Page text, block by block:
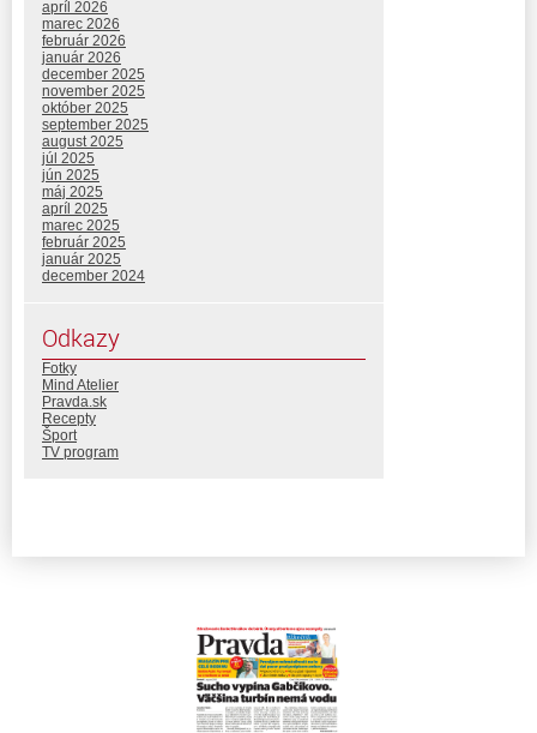
apríl 2026
marec 2026
február 2026
január 2026
december 2025
november 2025
október 2025
september 2025
august 2025
júl 2025
jún 2025
máj 2025
apríl 2025
marec 2025
február 2025
január 2025
december 2024
Odkazy
Fotky
Mind Atelier
Pravda.sk
Recepty
Šport
TV program